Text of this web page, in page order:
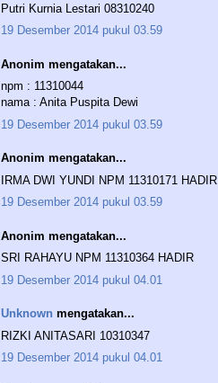
Putri Kurnia Lestari 08310240
19 Desember 2014 pukul 03.59
Anonim mengatakan...
npm : 11310044
nama : Anita Puspita Dewi
19 Desember 2014 pukul 03.59
Anonim mengatakan...
IRMA DWI YUNDI NPM 11310171 HADIR
19 Desember 2014 pukul 03.59
Anonim mengatakan...
SRI RAHAYU NPM 11310364 HADIR
19 Desember 2014 pukul 04.01
Unknown mengatakan...
RIZKI ANITASARI 10310347
19 Desember 2014 pukul 04.01